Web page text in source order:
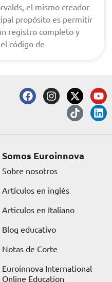
el mismo creador
propósito es permitir
registro completo y
código de
F
a
b
o
I
n
a
r
m
X
-
t
w
i
t
Y
o
u
t
u
T
i
k
t
o
L
i
n
k
e
Somos Euroinnova
Sobre nosotros
Artículos en inglés
Articulos en Italiano
Blog educativo
Notas de Corte
Euroinnova International
Online Education